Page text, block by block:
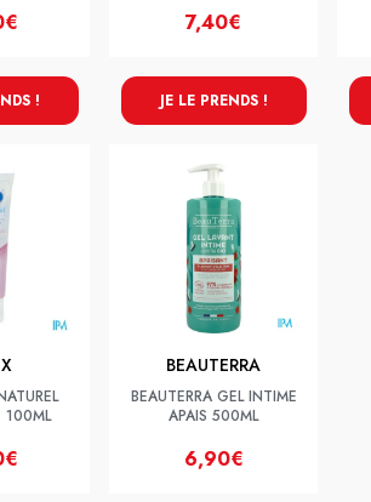
!
7,40€
JE LE PRENDS !
100ML
BEAUTERRA
BEAUTERRA GEL INTIME
APAIS 500ML
6,90€